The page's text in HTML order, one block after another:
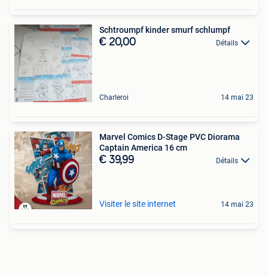
Schtroumpf kinder smurf schlumpf
€ 20,00 Détails
Charleroi 14 mai 23
Marvel Comics D-Stage PVC Diorama
Captain America 16 cm
€ 39,99 Détails
Visiter le site internet 14 mai 23